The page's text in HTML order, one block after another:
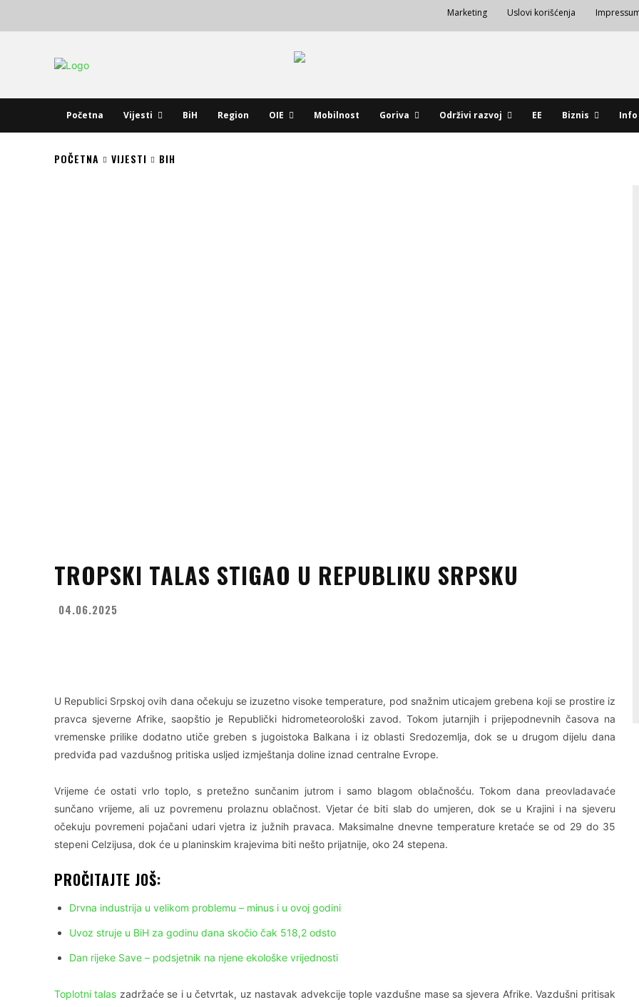
Marketing Uslovi korišćenja
Početna Vijesti BiH Region OIE Mobilnost Goriva Održivi razvoj EE Biznis Info
POČETNA VIJESTI BIH
TROPSKI TALAS STIGAO U REPUBLIKU SRPSKU
04.06.2025
U Republici Srpskoj ovih dana očekuju se izuzetno visoke temperature, pod snažnim uticajem grebena koji se prostire iz
pravca sjeverne Afrike, saopštio je Republički hidrometeorološki zavod. Tokom jutarnjih i prijepodnevnih časova na
vremenske prilike dodatno utiče greben s jugoistoka Balkana i iz oblasti Sredozemlja, dok se u drugom dijelu dana
predviđa pad vazdušnog pritiska usljed izmještanja doline iznad centralne Evrope.
Vrijeme će ostati vrlo toplo, s pretežno sunčanim jutrom i samo blagom oblačnošću. Tokom dana preovladavaće
sunčano vrijeme, ali uz povremenu prolaznu oblačnost. Vjetar će biti slab do umjeren, dok se u Krajini i na sjeveru
očekuju povremeni pojačani udari vjetra iz južnih pravaca. Maksimalne dnevne temperature kretaće se od 29 do 35
stepeni Celzijusa, dok će u planinskim krajevima biti nešto prijatnije, oko 24 stepena.
PROČITAJTE JOŠ:
Drvna industrija u velikom problemu – minus i u ovoj godini
Uvoz struje u BiH za godinu dana skočio čak 518,2 odsto
Dan rijeke Save – podsjetnik na njene ekološke vrijednosti
Toplotni talas zadržaće se i u četvrtak, uz nastavak advekcije tople vazdušne mase sa sjevera Afrike. Vazdušni pritisak